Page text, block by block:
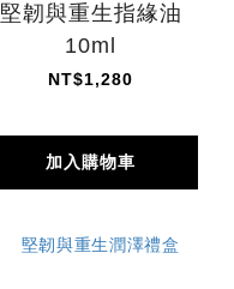
堅韌與重生指緣油
10ml
NT$1,280
加入購物車